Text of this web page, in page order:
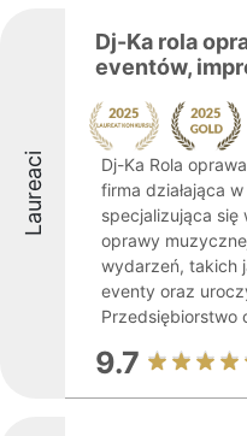
Laureaci
Dj-Ka rola
eventów,
Dj-Ka Rola
firma działająca
specjalizująca się
oprawy
wydarzeń, takich
eventy oraz
Przedsiębiorstwo
9.7